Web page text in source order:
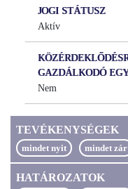
JOGI STÁTUSZ
Aktív
GAZDÁLKODÓ
Nem
TEVÉKENYSÉGEK
6
HATÁROZATOK